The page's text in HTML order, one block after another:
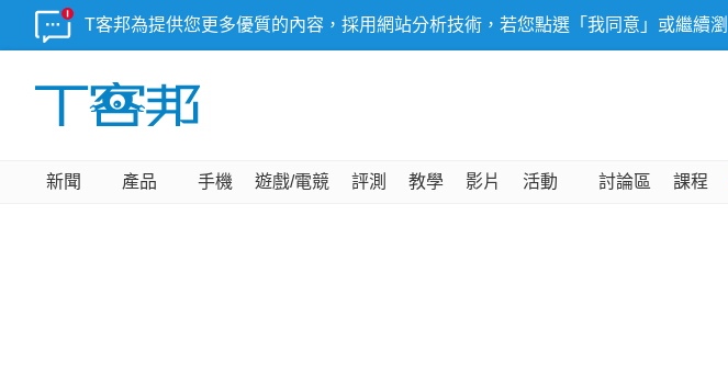
T客邦為提供您更多優質的內容，採用網站分析技術，若您點選「我同意」或繼續
新聞 產品 手機 遊戲/電競 評測 教學 影片 活動 討論區 課程